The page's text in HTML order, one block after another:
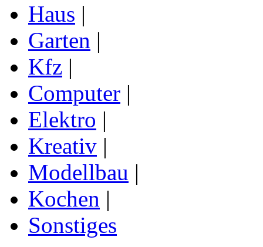
Haus |
Garten |
Kfz |
Computer |
Elektro |
Kreativ |
Modellbau |
Kochen |
Sonstiges